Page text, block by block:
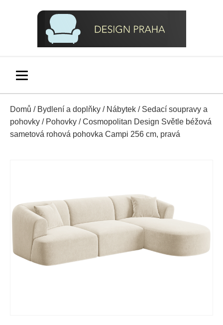
Domů / Bydlení a doplňky / Nábytek / Sedací soupravy a
pohovky / Pohovky / Cosmopolitan Design Světle béžová
sametová rohová pohovka Campi 256 cm, pravá